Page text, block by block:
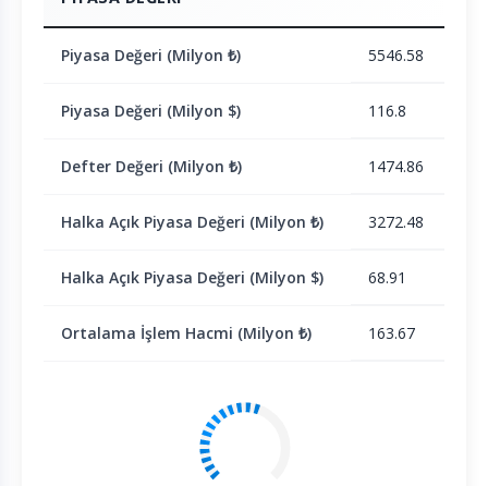
Piyasa Değeri (Milyon ₺) 5546.58
Piyasa Değeri (Milyon $) 116.8
Defter Değeri (Milyon ₺) 1474.86
Halka Açık Piyasa Değeri (Milyon ₺) 3272.48
Halka Açık Piyasa Değeri (Milyon $) 68.91
Ortalama İşlem Hacmi (Milyon ₺) 163.67